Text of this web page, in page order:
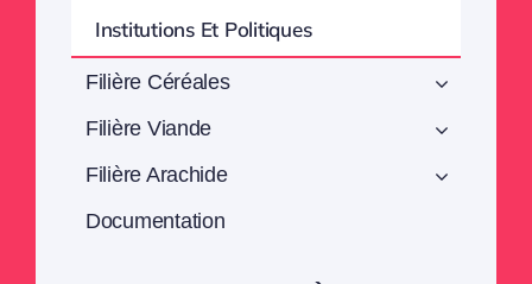
Institutions Et Politiques
Filière Céréales
Filière Viande
Filière Arachide
Documentation